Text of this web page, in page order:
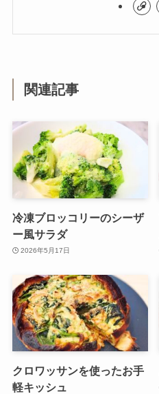
関連記事
冷凍ブロッコリーのシーザ
ー風サラダ
2026年5月17日
クロワッサンを使ったお手
軽キッシュ